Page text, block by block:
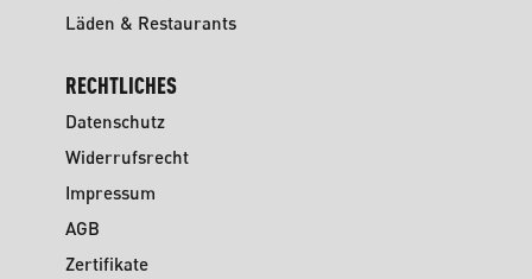
Läden & Restaurants
RECHTLICHES
Datenschutz
Widerrufsrecht
Impressum
AGB
Zertifikate